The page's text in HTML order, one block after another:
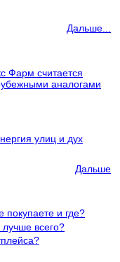
Дальше...
Фарм считается
аналогами
улиц и дух
Дальше
покупаете и где?
лучше всего?